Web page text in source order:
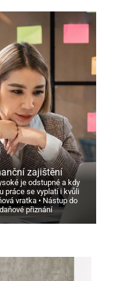
zajištění
je odstupné a kdy
práce se vyplatí i kvůli
vratka
Nástup do
přiznání